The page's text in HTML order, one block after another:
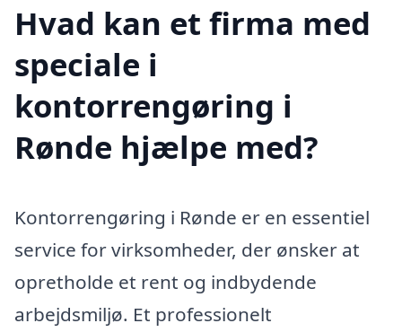
Hvad kan et firma med
speciale i
kontorrengøring i
Rønde hjælpe med?
Kontorrengøring i Rønde er en essentiel
service for virksomheder, der ønsker at
opretholde et rent og indbydende
arbejdsmiljø. Et professionelt